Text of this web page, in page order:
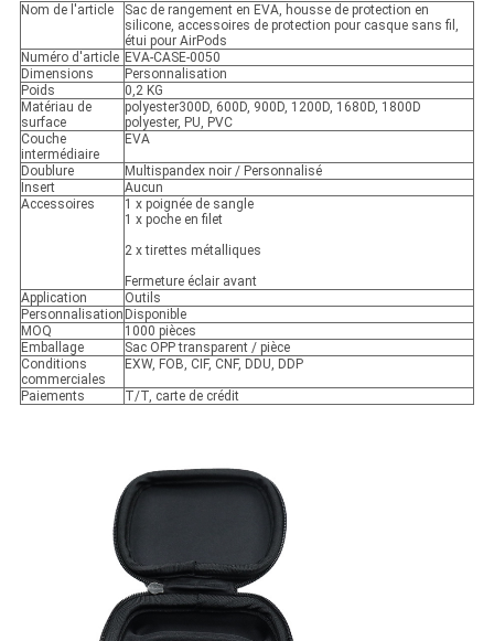
Nom de l'article
Sac de rangement en EVA, housse de protection en
silicone, accessoires de protection pour casque sans fil,
étui pour AirPods
Numéro d'article EVA-CASE-0050
Dimensions
Personnalisation
Poids
0,2 KG
Matériau de
surface
polyester300D, 600D, 900D, 1200D, 1680D, 1800D
polyester, PU, PVC
Couche
intermédiaire
EVA
Doublure
Multispandex noir / Personnalisé
Insert
Aucun
Accessoires
1 x poignée de sangle
1 x poche en filet
2 x tirettes métalliques
Fermeture éclair avant
Application
Outils
Personnalisation Disponible
MOQ
1000 pièces
Emballage
Sac OPP transparent / pièce
Conditions
commerciales
EXW, FOB, CIF, CNF, DDU, DDP
Paiements T/T, carte de crédit